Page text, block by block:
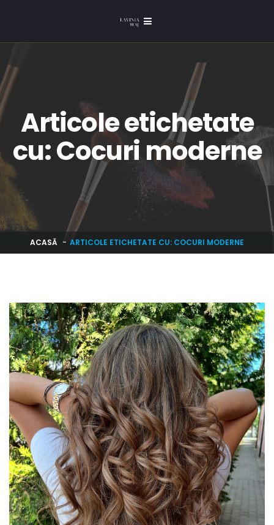
Articole etichetate
cu: Cocuri moderne
ACASĂ ARTICOLE ETICHETATE CU: COCURI MODERNE